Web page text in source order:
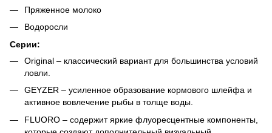
Пряженное молоко
Водоросли
Серии:
Original – классический вариант для большинства условий
ловли.
GEYZER – усиленное образование кормового шлейфа и
активное вовлечение рыбы в толще воды.
FLUORO – содержит яркие флуоресцентные компоненты,